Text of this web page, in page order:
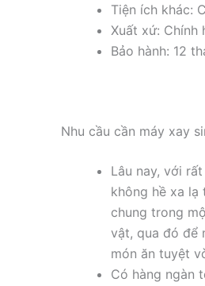
Tiện ích khác:
Xuất xứ: Chính
Bảo hành: 12
Nhu cầu cần máy xay
Lâu nay, với
không hề xa lạ
chung trong
vật, qua đó để
món ăn tuyệt
Có hàng ngàn